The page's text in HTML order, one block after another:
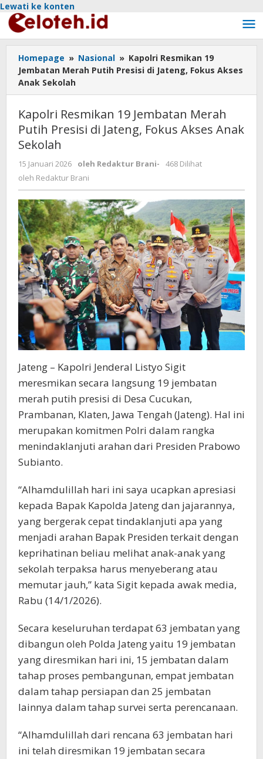
Lewati ke konten
Homepage » Nasional » Kapolri Resmikan 19
Jembatan Merah Putih Presisi di Jateng, Fokus Akses
Anak Sekolah
Kapolri Resmikan 19 Jembatan Merah
Putih Presisi di Jateng, Fokus Akses Anak
Sekolah
15 Januari 2026 oleh Redaktur Brani-
468 Dilihat
oleh Redaktur Brani
Jateng – Kapolri Jenderal Listyo Sigit
meresmikan secara langsung 19 jembatan
merah putih presisi di Desa Cucukan,
Prambanan, Klaten, Jawa Tengah (Jateng). Hal ini
merupakan komitmen Polri dalam rangka
menindaklanjuti arahan dari Presiden Prabowo
Subianto.
“Alhamdulillah hari ini saya ucapkan apresiasi
kepada Bapak Kapolda Jateng dan jajarannya,
yang bergerak cepat tindaklanjuti apa yang
menjadi arahan Bapak Presiden terkait dengan
keprihatinan beliau melihat anak-anak yang
sekolah terpaksa harus menyeberang atau
memutar jauh,” kata Sigit kepada awak media,
Rabu (14/1/2026).
Secara keseluruhan terdapat 63 jembatan yang
dibangun oleh Polda Jateng yaitu 19 jembatan
yang diresmikan hari ini, 15 jembatan dalam
tahap proses pembangunan, empat jembatan
dalam tahap persiapan dan 25 jembatan
lainnya dalam tahap survei serta perencanaan.
“Alhamdulillah dari rencana 63 jembatan hari
ini telah diresmikan 19 jembatan secara